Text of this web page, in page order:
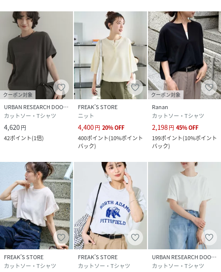
クーポン対象
URBAN RESEARCH DOORS
カットソー・Tシャツ
4,620円
42ポイント(1倍)
FREAK’S STORE
ニット
4,400円 20%OFF
400ポイント(10%ポイント
バック)
クーポン対象
Ranan
カットソー・Tシャツ
2,198円 45%OFF
199ポイント(10%ポイント
バック)
FREAK’S STORE
カットソー・Tシャツ
FREAK’S STORE
カットソー・Tシャツ
URBAN RESEARCH DOORS
カットソー・Tシャツ